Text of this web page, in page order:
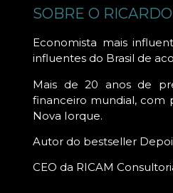
SOBRE O RICARDO
Economista mais
influentes do Brasil de
Mais de 20 anos de
financeiro mundial, com
Nova Iorque.
Autor do bestseller
CEO da RICAM